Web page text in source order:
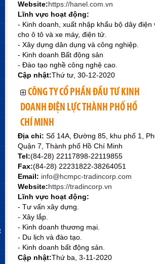
Website:https://hanel.com.vn
Lĩnh vực hoạt động:
- Kinh doanh, xuất nhập khẩu bộ dây điện
cho ô tô và xe máy, điện tử.
- Xây dựng dân dụng và công nghiệp.
- Kinh doanh Bất động sản
- Đào tạo nghề công nghệ cao.
Cập nhật:Thứ tư, 30-12-2020
CÔNG TY CỔ PHẦN ĐẦU TƯ KINH
DOANH ĐIỆN LỰC THÀNH PHỐ HỒ
CHÍ MINH
Địa chỉ: Số 14A, Đường 85, khu phố 1,
Quận 7, Thành phố Hồ Chí Minh
Tel:(84-28) 22117898-22119855
Fax:(84-28) 22231822-38264051
Email: info@hcmpc-tradincorp.com
Website:https://tradincorp.vn
Lĩnh vực hoạt động:
- Tư vấn xây dựng.
- Xây lắp.
- Kinh doanh thương mại.
- Du lịch và đào tạo.
- Kinh doanh bất động sản.
Cập nhật:Thứ ba, 3-11-2020